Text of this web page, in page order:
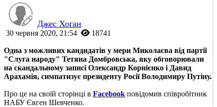
Джес Хоган
30 червня 2020, 21:54 18741
Одна з можливих кандидатів у мери Миколаєва від партії
"Слуга народу" Тетяна Домбровська, яку обговорювали
на скандальному записі Олександр Корнієнко і Давид
Арахамія, симпатизує президенту Росії Володимиру Путіну.
Про це на своїй сторінці в Facebook повідомив співробітник
НАБУ Євген Шевченко.